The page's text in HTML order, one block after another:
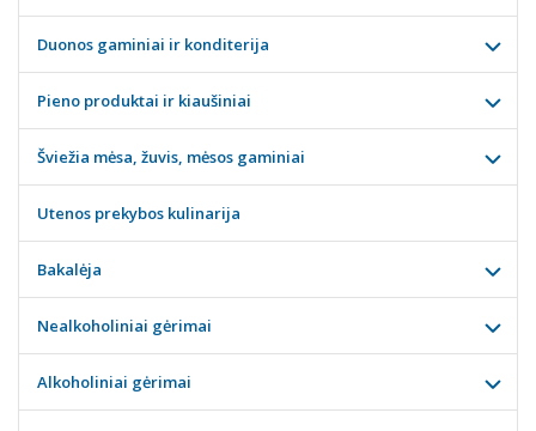
Duonos gaminiai ir konditerija
Pieno produktai ir kiaušiniai
Šviežia mėsa, žuvis, mėsos gaminiai
Utenos prekybos kulinarija
Bakalėja
Nealkoholiniai gėrimai
Alkoholiniai gėrimai